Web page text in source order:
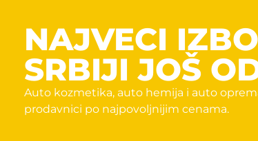
NAJVECI
SRBIJI JOŠ
Auto kozmetika, auto hemija i auto
prodavnici po najpovoljnijim cenama.